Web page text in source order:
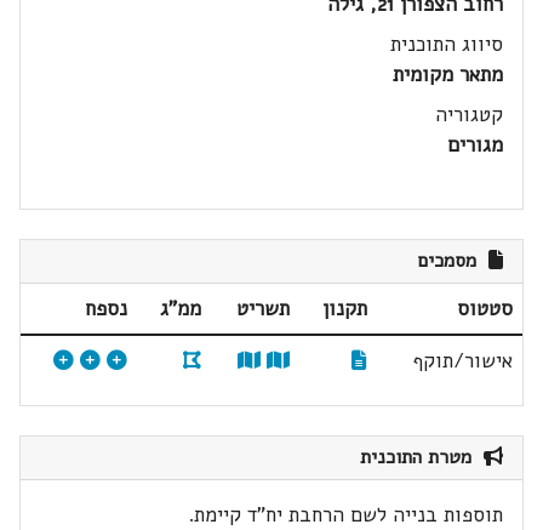
סיווג התוכנית
מתאר מקומית
קטגוריה
מגורים
מסמכים
סטטוס תקנון תשריט ממ"ג
נספח
אישור/תוקף
מטרת התוכנית
תוספות בנייה לשם הרחבת יח"ד קיימת.